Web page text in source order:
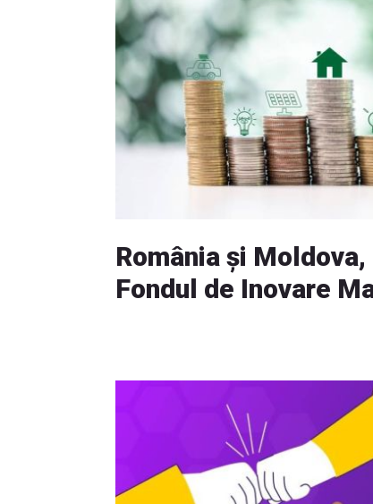
România și
Fondul de Inovare